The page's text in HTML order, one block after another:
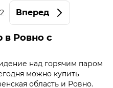
Вперед
в Ровно с
над горячим паром
можно купить
область и Ровно.